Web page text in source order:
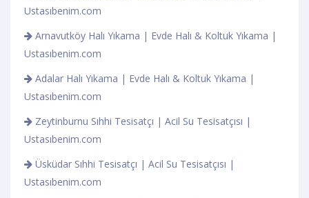
Ustasıbenim.com
Arnavutköy Halı Yıkama | Evde Halı & Koltuk Yıkama |
Ustasıbenim.com
Adalar Halı Yıkama | Evde Halı & Koltuk Yıkama |
Ustasıbenim.com
Zeytinburnu Sıhhi Tesisatçı | Acil Su Tesisatçısı |
Ustasıbenim.com
Üsküdar Sıhhi Tesisatçı | Acil Su Tesisatçısı |
Ustasıbenim.com